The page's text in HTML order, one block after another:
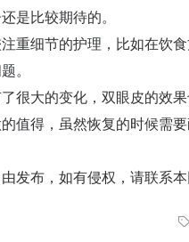
是比较期待的。
细节的护理，比如在饮食
。
大的变化，双眼皮的效果
值得，虽然恢复的时候需
布，如有侵权，请联系本